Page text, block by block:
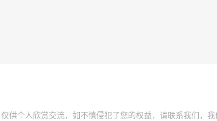
供个人欣赏交流，如不慎侵犯了您的权益，请联系我们，我